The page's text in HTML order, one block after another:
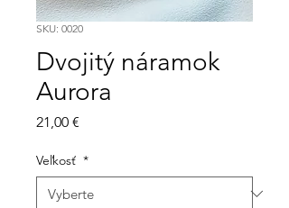
SKU: 0020
Dvojitý náramok
Aurora
21,00 €
Veľkosť *